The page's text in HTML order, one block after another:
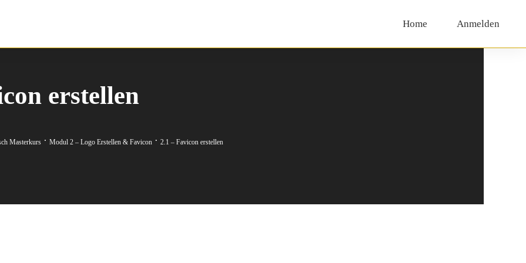
Home Anmelden
erstellen
Masterkurs Modul 2 – Logo Erstellen & Favicon 2.1 – Favicon erstellen